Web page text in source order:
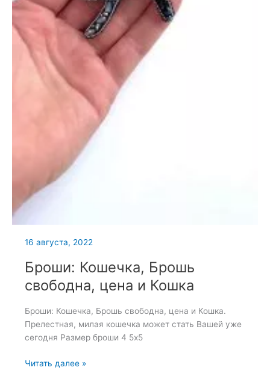
16 августа, 2022
Броши: Кошечка, Брошь
свободна, цена и Кошка
Броши: Кошечка, Брошь свободна, цена и Кошка.
Прелестная, милая кошечка может стать Вашей уже
сегодня Размер броши 4 5х5
Броши:
Читать далее »